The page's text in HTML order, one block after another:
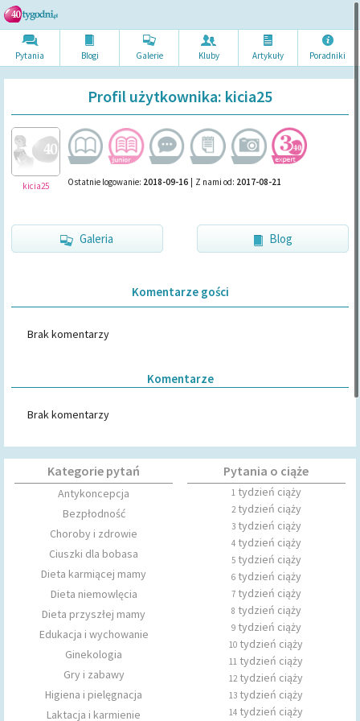
Pytania Blogi Galerie Kluby Artykuły Poradniki
Profil użytkownika: kicia25
kicia25 Ostatnie logowanie: 2018-09-16 | Z nami od: 2017-08-21
Galeria Blog
Komentarze gości
Brak komentarzy
Komentarze
Brak komentarzy
Kategorie pytań
Antykoncepcja
Bezpłodność
Choroby i zdrowie
Ciuszki dla bobasa
Dieta karmiącej mamy
Dieta niemowlęcia
Dieta przyszłej mamy
Edukacja i wychowanie
Ginekologia
Gry i zabawy
Higiena i pielęgnacja
Laktacja i karmienie
Pytania o ciąże
1tydzień ciąży
2tydzień ciąży
3tydzień ciąży
4tydzień ciąży
5tydzień ciąży
6tydzień ciąży
7tydzień ciąży
8 tydzień ciąży
9tydzień ciąży
10 tydzień ciąży
11 tydzień ciąży
12tydzień ciąży
13 tydzień ciąży
14 tydzień ciąży